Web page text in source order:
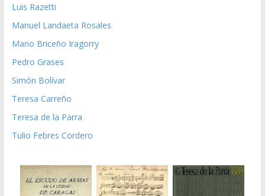
Luis Razetti
Manuel Landaeta Rosales
Mario Briceño Iragorry
Pedro Grases
Simón Bolívar
Teresa Carreño
Teresa de la Parra
Tulio Febres Cordero